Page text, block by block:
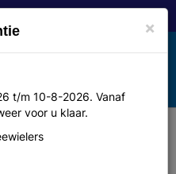
ahead
×
t/m 10-8-2026. Vanaf
voor u klaar.